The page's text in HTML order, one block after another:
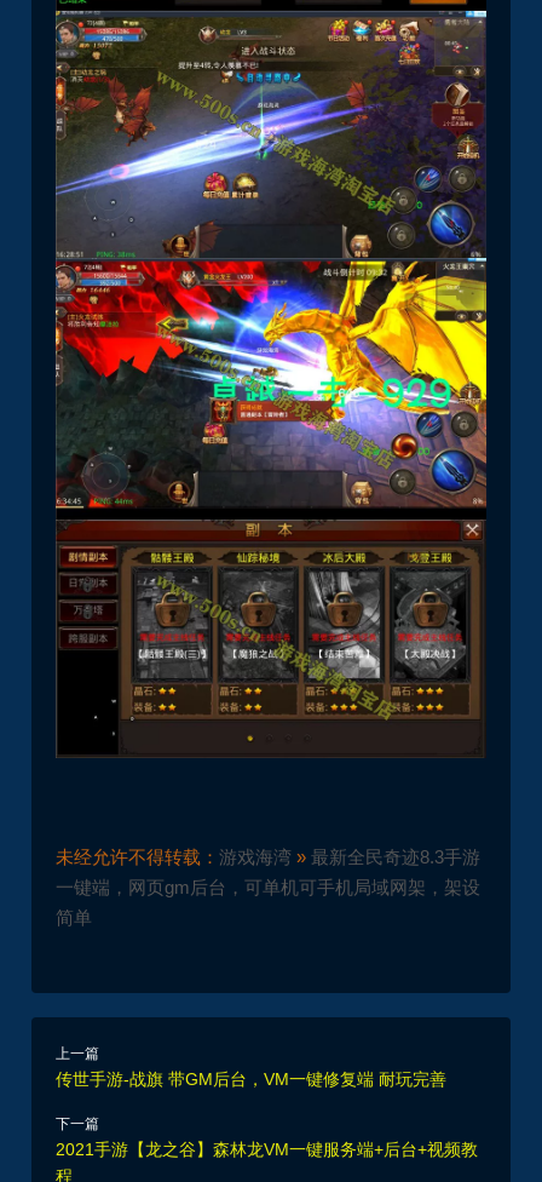
未经允许不得转载：游戏海湾 »最新全民奇迹8.3手游
一键端，网页gm后台，可单机可手机局域网架，架设
简单
上一篇
传世手游-战旗 带GM后台，VM一键修复端 耐玩完善
下一篇
2021手游【龙之谷】森林龙VM一键服务端+后台+视频教
程